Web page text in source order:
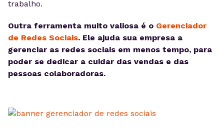
trabalho.
Outra ferramenta muito valiosa é o Gerenciador
de Redes Sociais. Ele ajuda sua empresa a
gerenciar as redes sociais em menos tempo, para
poder se dedicar a cuidar das vendas e das
pessoas colaboradoras.